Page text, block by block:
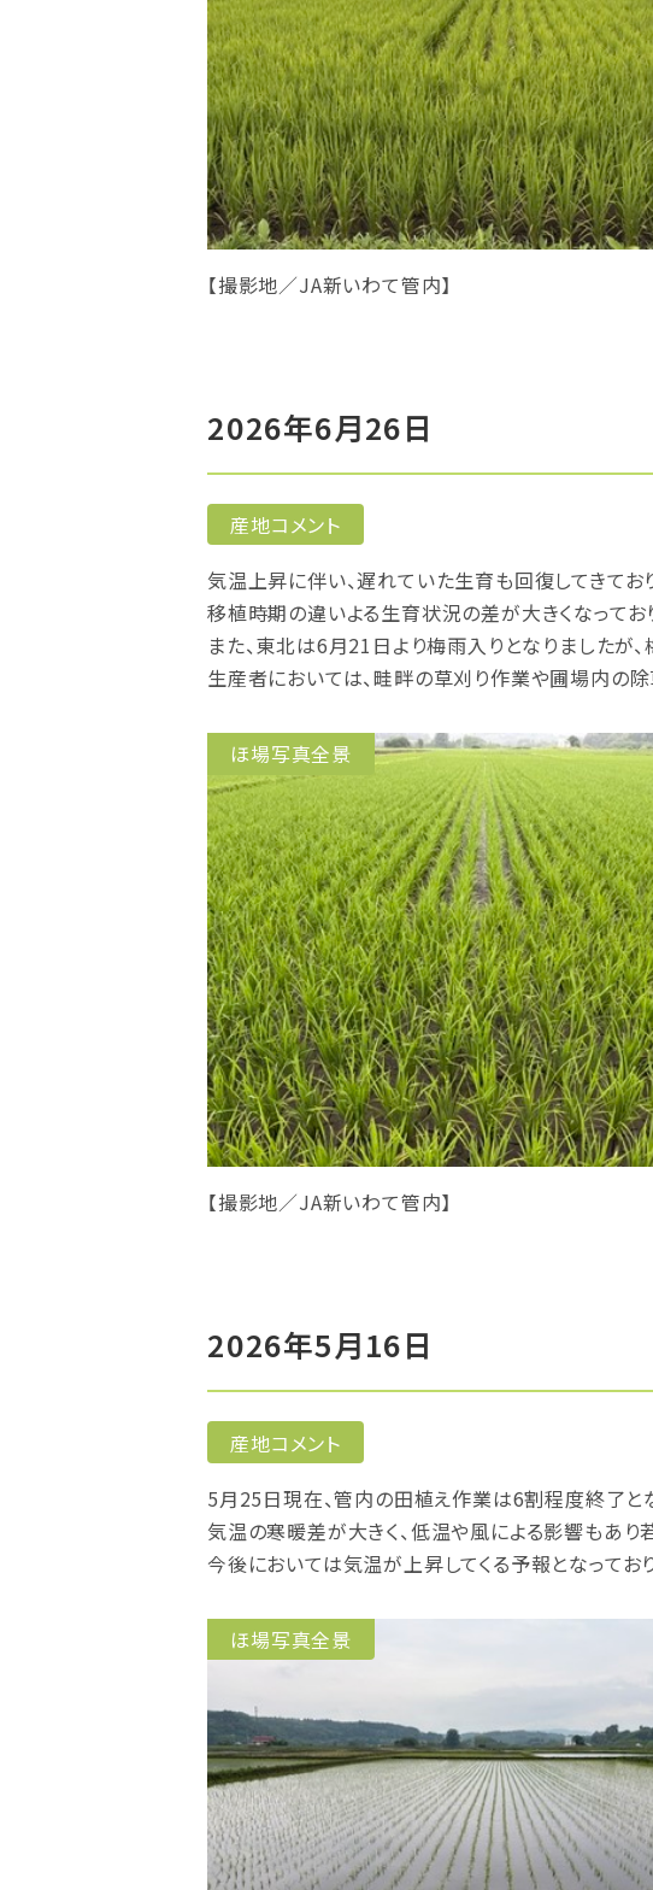
【撮影地／JA新いわて管内】
2026年6月26日
産地コメント
気温上昇に伴い、遅れていた生育も回復してきてお
移植時期の違いよる生育状況の差が大きくなってお
また、東北は6月21日より梅雨入りとなりましたが
生産者においては、畦畔の草刈り作業や圃場内の
ほ場写真全景
【撮影地／JA新いわて管内】
2026年5月16日
産地コメント
5月25日現在、管内の田植え作業は6割程度終了とな
気温の寒暖差が大きく、低温や風による影響もあ
今後においては気温が上昇してくる予報となってお
ほ場写真全景